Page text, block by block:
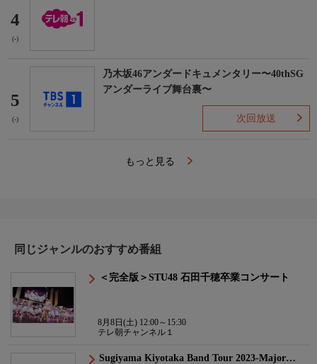
4
(-)
5
(-)
乃木坂46アンダードキュメンタリー〜40thSG
アンダーライブ舞台裏〜
次回放送
もっと見る
同じジャンルのおすすめ番組
＜完全版＞STU48 石田千穂卒業コンサート
8月8日(土) 12:00～15:30
テレ朝チャンネル１
Sugiyama Kiyotaka Band Tour 2023-Major…